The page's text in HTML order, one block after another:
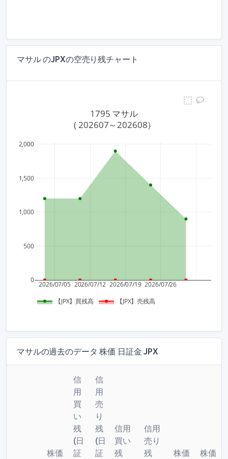
マサル のJPXの空売り残チャート
2026/07/05 2026/07/12 2026/07/19 2026/07/26
0
500
1,000
1,500
2,000
【JPX】買残高 【JPX】売残高
1795 マサル
( 202607～202608）
マサルの過去のデータ 株価 日証金 JPX
株価
信
用
買
い
残
(日
証
信
用
売
り
残
(日
証
信用
買い
残
信用
売り
残
株価
株価